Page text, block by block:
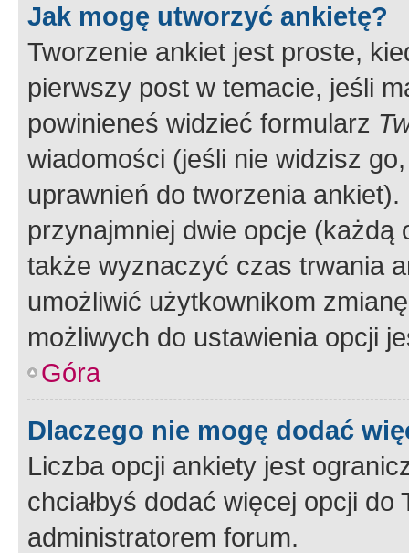
Jak mogę utworzyć ankietę?
Tworzenie ankiet jest proste,
pierwszy post w temacie, jeśli
powinieneś widzieć formularz
wiadomości (jeśli nie widzisz
uprawnień do tworzenia
przynajmniej dwie opcje
także wyznaczyć czas trwania
umożliwić użytkownikom
możliwych do ustawienia opcji
Góra
Dlaczego nie mogę dodać
Liczba opcji ankiety jest
chciałbyś dodać więcej opcji
administratorem forum.